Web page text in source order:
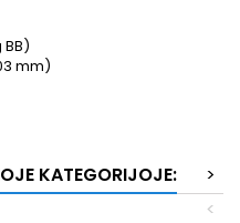
BB)
mm)
KATEGORIJOJE:
>
<